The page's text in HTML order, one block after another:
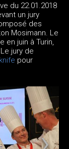
du 22.01.2018
un jury
des
Mosimann. Le
en juin à Turin,
jury de
pour